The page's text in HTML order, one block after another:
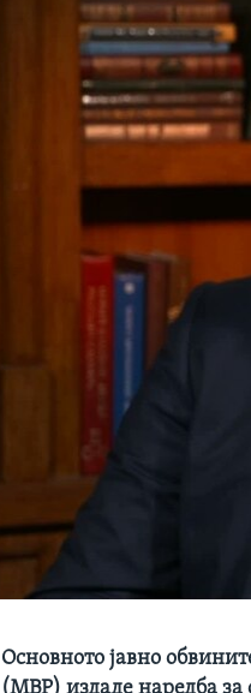
Основното јавно